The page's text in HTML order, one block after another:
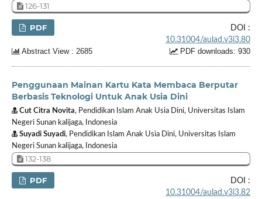
126-131
PDF
DOI :
10.31004/aulad.v3i3.80
Abstract View : 2685
PDF downloads: 930
Penggunaan Mainan Kartu Kata Membaca Berputar
Berbasis Teknologi Untuk Anak Usia Dini
Cut Citra Novita, Pendidikan Islam Anak Usia Dini, Universitas Islam
Negeri Sunan kalijaga, Indonesia
Suyadi Suyadi, Pendidikan Islam Anak Usia Dini, Universitas Islam
Negeri Sunan kalijaga, Indonesia
132-138
PDF
DOI :
10.31004/aulad.v3i3.82